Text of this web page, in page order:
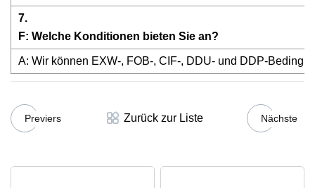
7.
F: Welche Konditionen bieten Sie an?
A: Wir können EXW-, FOB-, CIF-, DDU- und DDP-
Previers Zurück zur Liste Nächste